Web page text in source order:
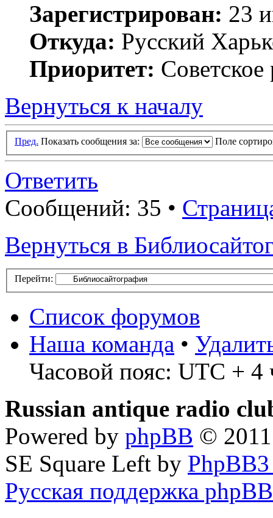
Зарегистрирован: 23
Откуда: Русский
Приоритет: Советское
Вернуться к началу
Пред. Показать сообщения за: Поле
Ответить
Сообщений: 35 •
Вернуться в
Перейти:
Список форумов
Наша команда •
Часовой пояс: UTC + 4
Russian antique radio
Powered by phpBB ©
SE Square Left by
Русская поддержка phpBB